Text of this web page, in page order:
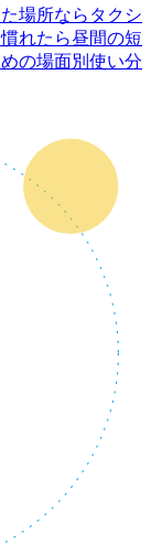
場所ならタクシ
れたら昼間の短
の場面別使い分